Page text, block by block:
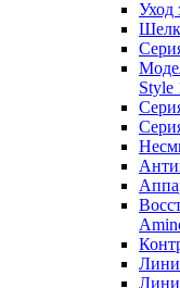
Уход
Style